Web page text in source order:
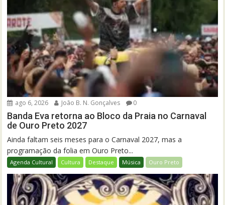
ago 6, 2026 João B. N. Gonçalves 0
Banda Eva retorna ao Bloco da Praia no Carnaval
de Ouro Preto 2027
Ainda faltam seis meses para o Carnaval 2027, mas a
programação da folia em Ouro Preto...
Agenda Cultural Cultura Destaque Música Ouro Preto